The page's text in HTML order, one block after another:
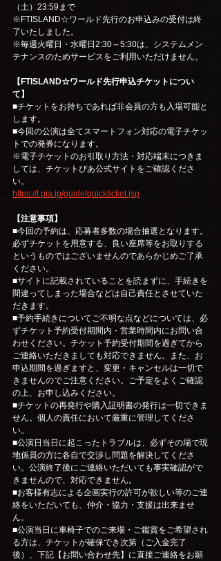
（土）23:59まで
※FTISLAND☆ワールド先行のお申込みの受付は終
了いたしました。
※毎週火曜日・水曜日2:30～5:30は、システムメン
テナンスのためサービスをご利用いただけません。
【FTISLAND☆ワールド先行申込チケットについ
て】
■チケットをお持ちであれば非会員の方も入場可能と
します。
■今回の公演は全てスマートフォン対応の電子チケッ
トでの発券になります。
※電子チケットのお引取り方法・対応端末につきま
しては、チケットぴあ公式サイトをご確認くださ
い。
https://t.pia.jp/guide/quickticket.jsp
【注意事項】
■今回の予約は、応募者多数の場合抽選となります。
必ずチケットを用意する、良い座席等をお取りする
というものではございませんのであらかじめご了承
ください。
■サイトに記載されていることを読まずに、手続きを
間違ってしまった場合などは自己責任とさせていた
だきます。
■予約手続きについてご不明な点などについては、必
ずチケット予約受付期間内・営業時間内にお問い合
わせください。チケット予約受付期間を過ぎてから
ご連絡いただきましても対応できません。また、お
申込期間を過ぎますと、変更・キャンセルは一切で
きませんのでご注意ください。ご予定をよくご確認
の上、お申し込みください。
■チケットの再発行や購入証明書の発行は一切できま
せん。個人の責任において厳重に管理してくださ
い。
■公演日当日に起こったトラブルは、必ずその場で現
地係員の方に各自で交渉し問題を解決してくださ
い。公演終了後にご連絡いただいても事実確認がで
きませんので、対応できません。
■お客様有志による企画実行の許可が欲しい等のご連
絡をいただいても、仲介・協力・支援は出来ませ
ん。
■公演当日に車椅子でのご来場・ご鑑賞をご希望され
る方は、チケットが確保でき次第（ご入金完了
後）、下記【お問い合わせ先】に直接ご連絡をお願